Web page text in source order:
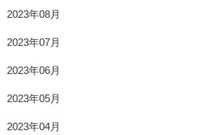
2023年08月
2023年07月
2023年06月
2023年05月
2023年04月